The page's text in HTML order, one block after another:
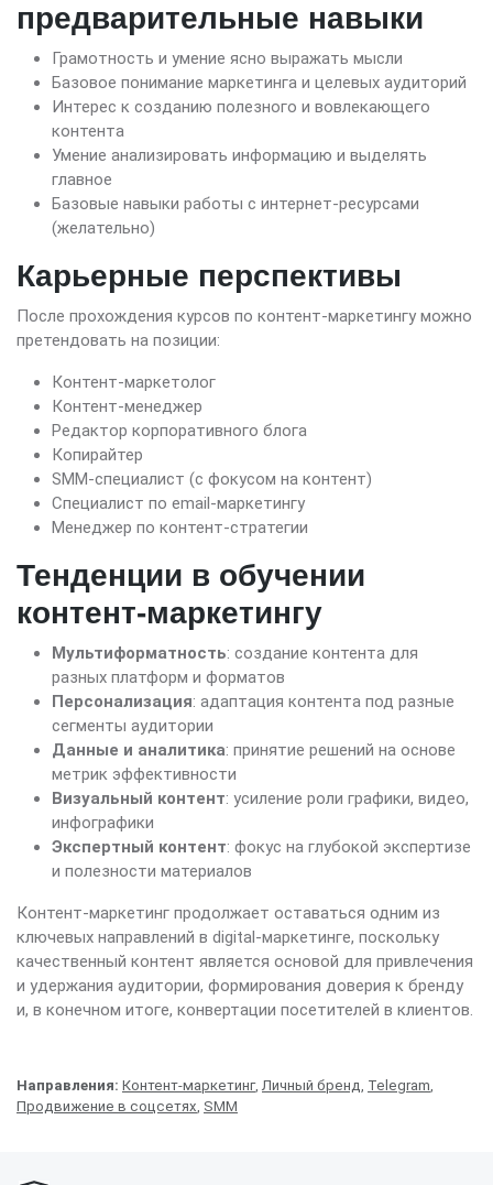
предварительные навыки
Грамотность и умение ясно выражать мысли
Базовое понимание маркетинга и целевых аудиторий
Интерес к созданию полезного и вовлекающего
контента
Умение анализировать информацию и выделять
главное
Базовые навыки работы с интернет-ресурсами
(желательно)
Карьерные перспективы
После прохождения курсов по контент-маркетингу можно
претендовать на позиции:
Контент-маркетолог
Контент-менеджер
Редактор корпоративного блога
Копирайтер
SMM-специалист (с фокусом на контент)
Специалист по email-маркетингу
Менеджер по контент-стратегии
Тенденции в обучении
контент-маркетингу
Мультиформатность: создание контента для
разных платформ и форматов
Персонализация: адаптация контента под разные
сегменты аудитории
Данные и аналитика: принятие решений на основе
метрик эффективности
Визуальный контент: усиление роли графики, видео,
инфографики
Экспертный контент: фокус на глубокой экспертизе
и полезности материалов
Контент-маркетинг продолжает оставаться одним из
ключевых направлений в digital-маркетинге, поскольку
качественный контент является основой для привлечения
и удержания аудитории, формирования доверия к бренду
и, в конечном итоге, конвертации посетителей в клиентов.
Направления: Контент-маркетинг, Личный бренд, Telegram,
Продвижение в соцсетях, SMM